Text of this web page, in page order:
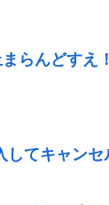
らんどすえ
てキャン